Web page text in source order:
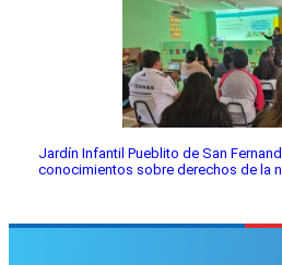
Jardín Infantil Pueblito de San
conocimientos sobre derechos de la